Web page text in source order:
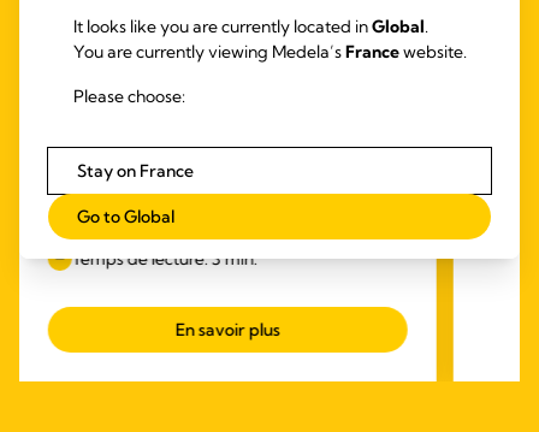
BIENFAITS DU LAIT MATERNEL
Bienfaits du lait humain
Temps de lecture: 3 min.
En savoir plus
It looks like you are currently located inGlobal.
You are currently viewing Medela’sFrancewebsite.
Please choose:
Stay on France
Go to Global